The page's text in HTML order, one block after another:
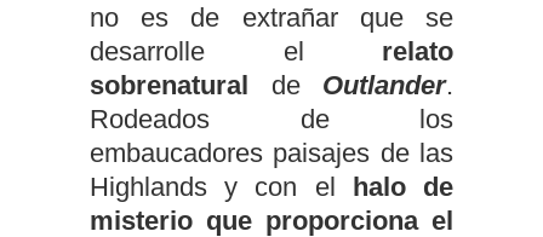
no es de extrañar que se
desarrolle el relato
sobrenatural de Outlander.
Rodeados de los
embaucadores paisajes de las
Highlands y con el halo de
misterio que proporciona el